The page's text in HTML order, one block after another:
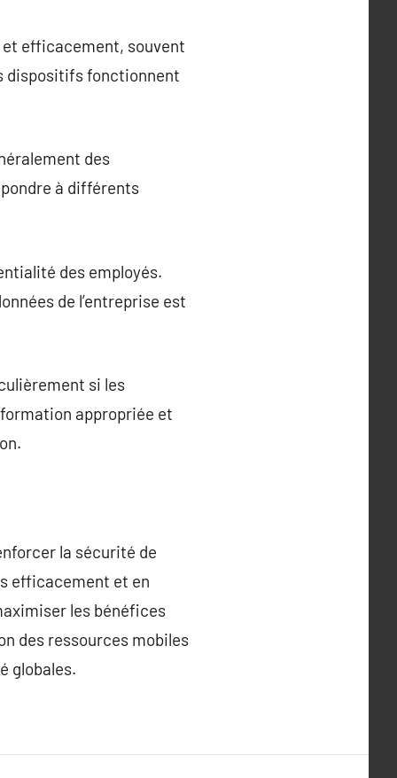
et efficacement, souvent
dispositifs fonctionnent
des
à différents
des employés.
de l’entreprise est
si les
appropriée et
la sécurité de
efficacement et en
les bénéfices
des ressources mobiles
globales.